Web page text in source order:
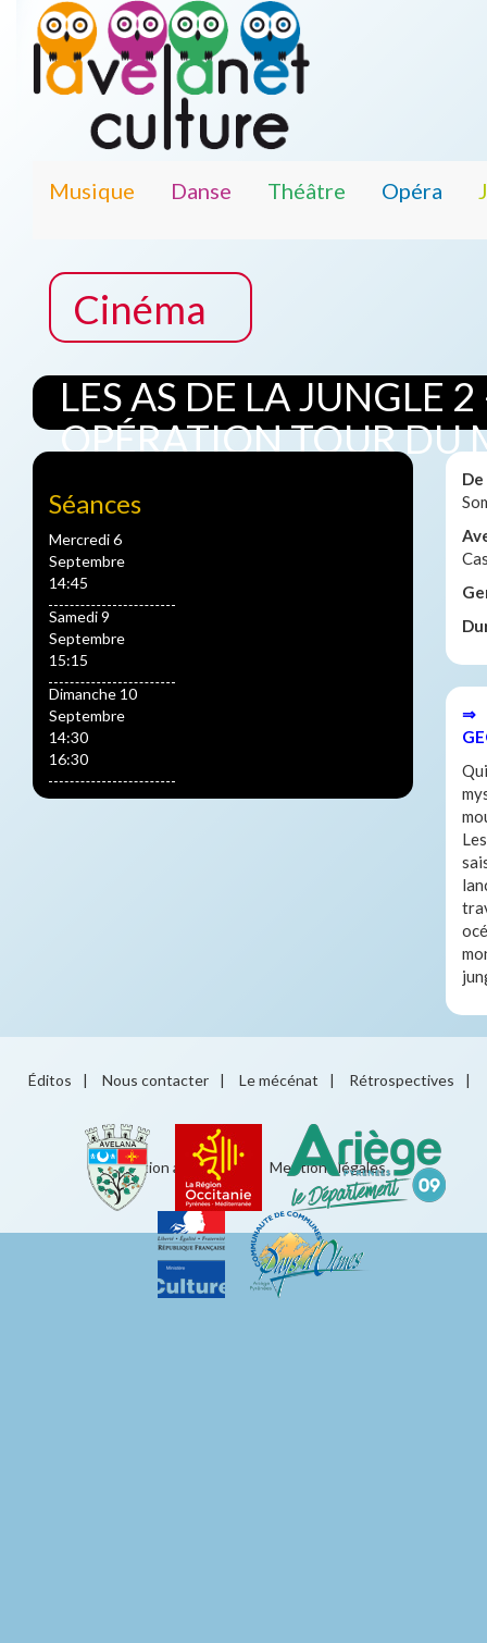
Musique Danse Théâtre Opéra
Cinéma
LES AS DE LA JUNGLE 2
OPÉRATION TOUR DU
Séances
Mercredi 6
Septembre
14:45
Samedi 9
Septembre
15:15
Dimanche 10
Septembre
14:30
16:30
De
⇒
Éditos | Nous contacter | Le mécénat | Rétrospectives |
Éducation artistique Mentions légales